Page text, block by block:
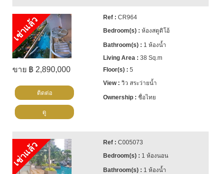
เช่าแล้ว
ขาย ฿ 2,890,000
CR964
ห้องสตูดิโอ้
1 ห้องน้ำ
38 Sq.m
5
วิว สระว่ายน้ำ
ชื่อไทย
ติดต่อ
ดู
เช่าแล้ว
C005073
1 ห้องนอน
1 ห้องน้ำ